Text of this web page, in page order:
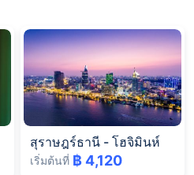
สุราษฎร์ธานี - โฮจิมินห์
เริ่มต้นที่ ฿ 4,120